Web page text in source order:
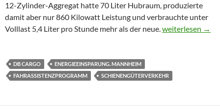
12-Zylinder-Aggregat hatte 70 Liter Hubraum, produzierte
damit aber nur 860 Kilowatt Leistung und verbrauchte unter
Volllast 5,4 Liter pro Stunde mehr als der neue.Mit dem
weiterlesen →
DB CARGO
ENERGIEEINSPARUNG. MANNHEIM
FAHRASSISTENZPROGRAMM
SCHIENENGÜTERVERKEHR